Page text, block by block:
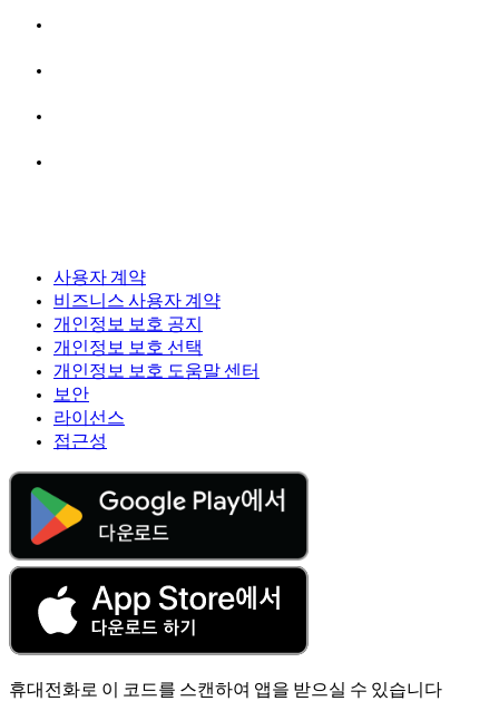
사용자 계약
비즈니스 사용자 계약
개인정보 보호 공지
개인정보 보호 선택
개인정보 보호 도움말 센터
보안
라이선스
접근성
휴대전화로 이 코드를 스캔하여 앱을 받으실 수 있습니다